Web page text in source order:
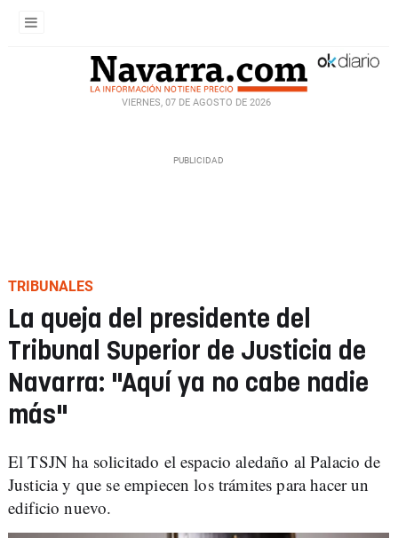
VIERNES, 07 DE AGOSTO DE 2026
TRIBUNALES
La queja del presidente del
Tribunal Superior de Justicia de
Navarra: "Aquí ya no cabe nadie
más"
El TSJN ha solicitado el espacio aledaño al Palacio de
Justicia y que se empiecen los trámites para hacer un
edificio nuevo.